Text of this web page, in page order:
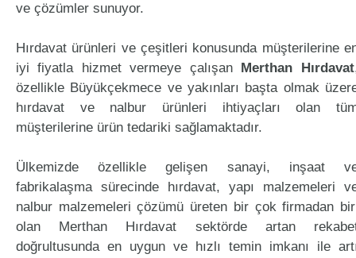
ve çözümler sunuyor.
Hırdavat ürünleri ve çeşitleri konusunda müşterilerine
iyi fiyatla hizmet vermeye çalışan Merthan Hırdavat
özellikle Büyükçekmece ve yakınları başta olmak
hırdavat ve nalbur ürünleri ihtiyaçları olan
müşterilerine ürün tedariki sağlamaktadır.
Ülkemizde özellikle gelişen sanayi, inşaat
fabrikalaşma sürecinde hırdavat, yapı malzemeleri
nalbur malzemeleri çözümü üreten bir çok firmadan
olan Merthan Hırdavat sektörde artan
doğrultusunda en uygun ve hızlı temin imkanı ile